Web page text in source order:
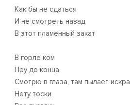
Как бы не сдаться
И не смотреть назад
В этот пламенный закат
В горле ком
Пру до конца
Смотрю в глаза, там пылает искра
Нету тоски